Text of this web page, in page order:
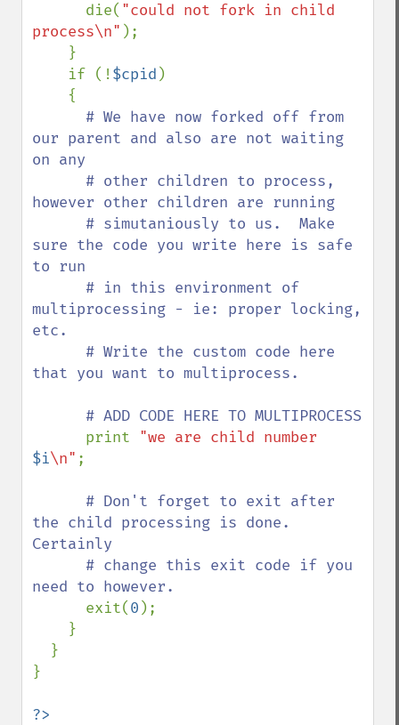
      die(
"could not fork in child
process\n" );
    if (!
$cpid )
# We have now forked off from
our parent and also are not waiting
on any
however other children are running
sure the code you write here is safe
to run
multiprocessing - ie: proper locking,
etc.
that you want to multiprocess.
print
$i\n" ;
# Don't forget to exit after
the child processing is done.
Certainly
need to however.
exit(0 );
}
?>